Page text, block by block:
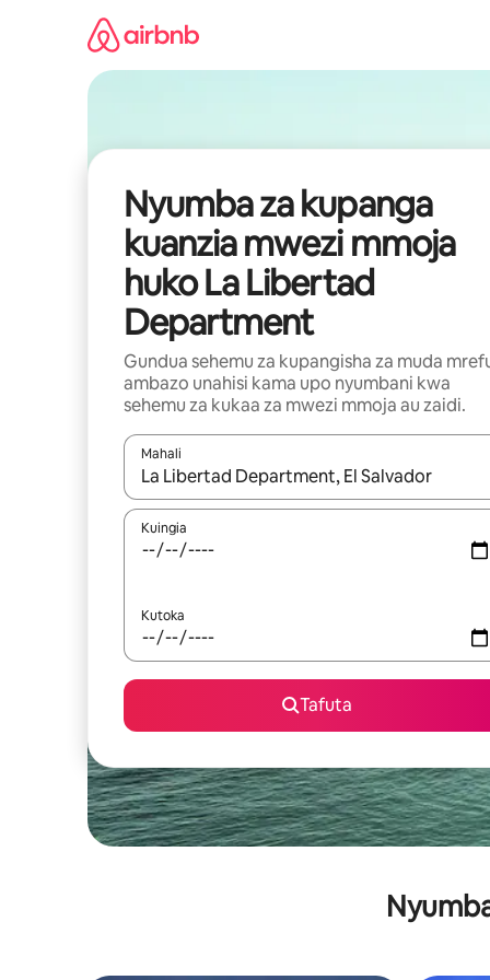
Nyumba za kupanga
kuanzia mwezi mmoja
huko La Libertad
Department
Gundua sehemu za kupangisha za muda
ambazo unahisi kama upo nyumbani kwa
sehemu za kukaa za mwezi mmoja au zaidi.
Mahali
Wakati matokeo yanapatikana, vinjari kwa
Kuingia
Kutoka
Tafuta